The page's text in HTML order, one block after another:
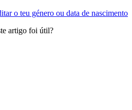
o teu género ou data de nascimento
artigo foi útil?